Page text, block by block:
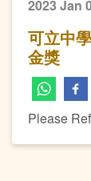
2023 Jan
可立中
金獎
Please